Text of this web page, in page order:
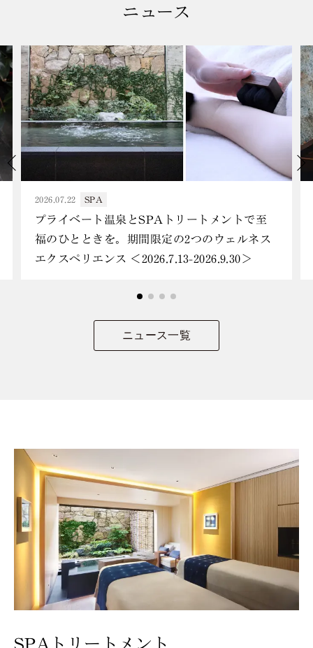
ニュース
2026.07.22 SPA
プライベート温泉とSPAトリートメントで至
福のひとときを。期間限定の2つのウェルネス
エクスペリエンス ＜2026.7.13-2026.9.30＞
ニュース一覧
SPAトリートメント